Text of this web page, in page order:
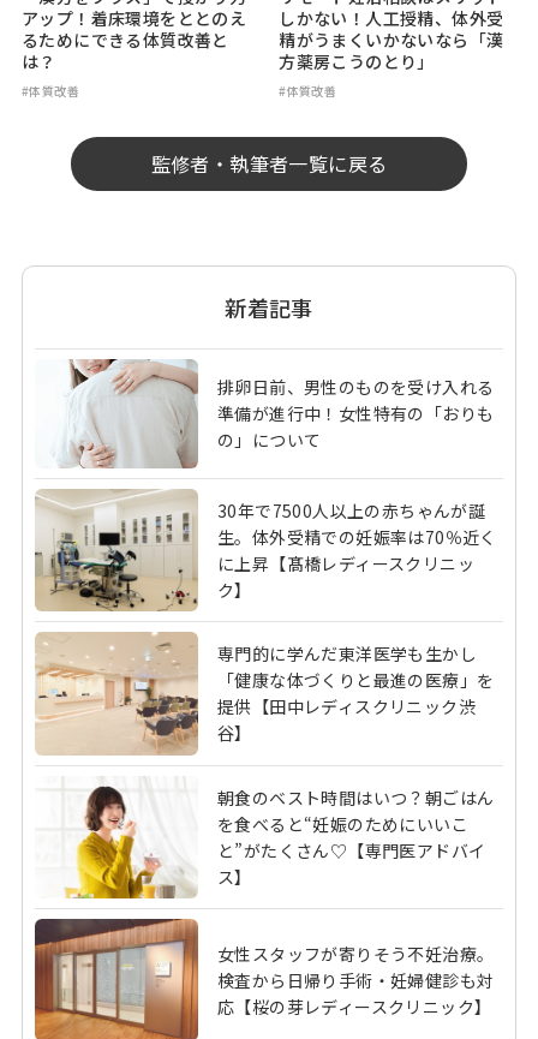
アップ！着床環境をととのえ
るためにできる体質改善と
は？
#体質改善
しかない！人工授精、体外受
精がうまくいかないなら「漢
方薬房こうのとり」
#体質改善
監修者・執筆者一覧に戻る
新着記事
排卵日前、男性のものを受け入れる
準備が進行中！女性特有の「おりも
の」について
30年で7500人以上の赤ちゃんが誕
生。体外受精での妊娠率は70％近く
に上昇【髙橋レディースクリニッ
ク】
専門的に学んだ東洋医学も生かし
「健康な体づくりと最進の医療」を
提供【田中レディスクリニック渋
谷】
朝食のベスト時間はいつ？朝ごはん
を食べると“妊娠のためにいいこ
と”がたくさん♡【専門医アドバイ
ス】
女性スタッフが寄りそう不妊治療。
検査から日帰り手術・妊婦健診も対
応【桜の芽レディースクリニック】